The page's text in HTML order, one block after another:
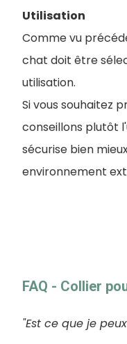
Utilisation
Comme vu
chat doit être
utilisation.
Si vous souhaitez
conseillons plutôt
sécurise bien
environnement
FAQ - Collier
"Est ce que je